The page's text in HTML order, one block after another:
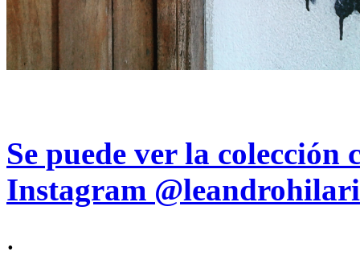
Se puede ver la colección
Instagram
.